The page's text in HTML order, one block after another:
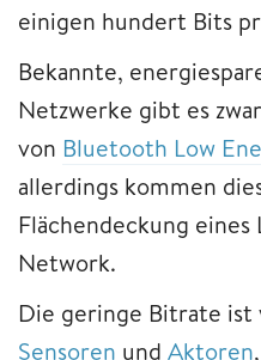
einigen hundert Bits
Bekannte,
Netzwerke gibt es
von Bluetooth Low
allerdings kommen
Flächendeckung
Network.
Die geringe Bitrate
Sensoren und Aktoren